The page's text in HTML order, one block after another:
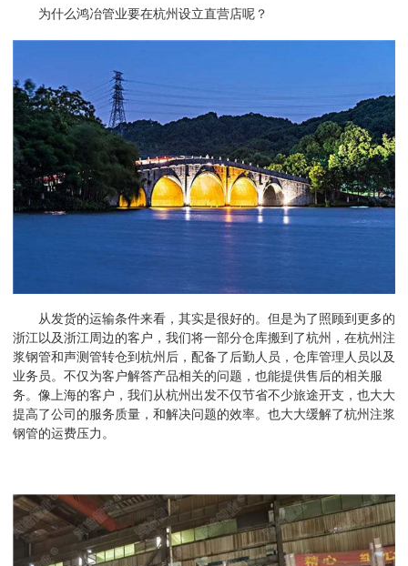
为什么鸿冶管业要在杭州设立直营店呢？
从发货的运输条件来看，其实是很好的。但是为了照顾到更多的
浙江以及浙江周边的客户，我们将一部分仓库搬到了杭州，在杭州注
浆钢管和声测管转仓到杭州后，配备了后勤人员，仓库管理人员以及
业务员。不仅为客户解答产品相关的问题，也能提供售后的相关服
务。像上海的客户，我们从杭州出发不仅节省不少旅途开支，也大大
提高了公司的服务质量，和解决问题的效率。也大大缓解了杭州注浆
钢管的运费压力。